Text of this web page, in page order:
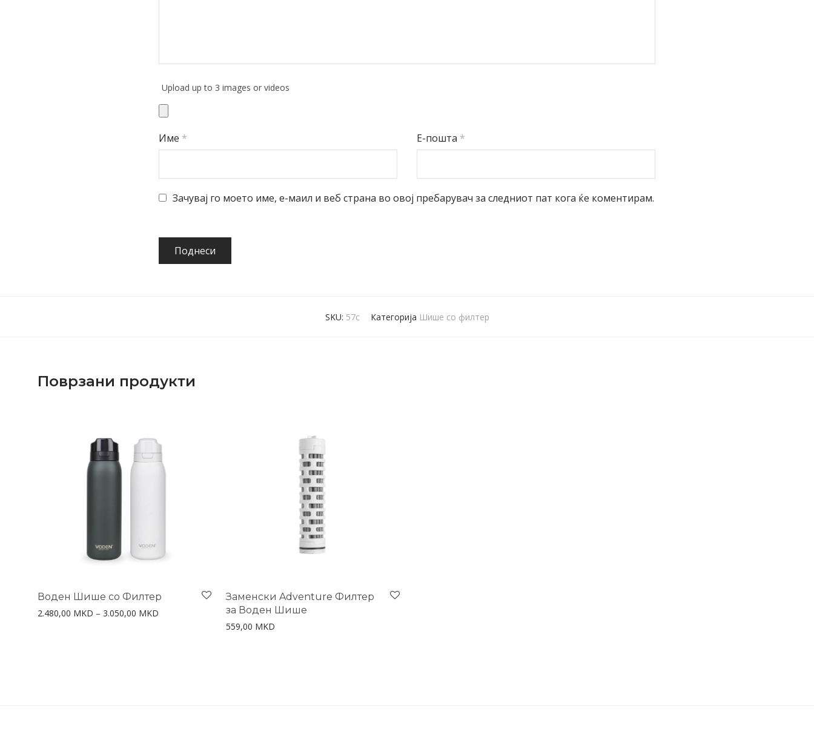
Upload up to 3 images or videos
Име * Е-пошта *
Зачувај го моето име, е-маил и веб страна во овој пребарувач за следниот пат кога ќе коментирам.
SKU: 57c Категорија Шише со филтер
Поврзани продукти
Воден Шише со Филтер
2.480,00 MKD – 3.050,00 MKD Price range: 2.480,00 MKD through 3.050,00 MKD
Заменски Adventure Филтер
за Воден Шише
559,00 MKD